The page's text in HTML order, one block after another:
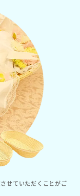
せていただくことがご